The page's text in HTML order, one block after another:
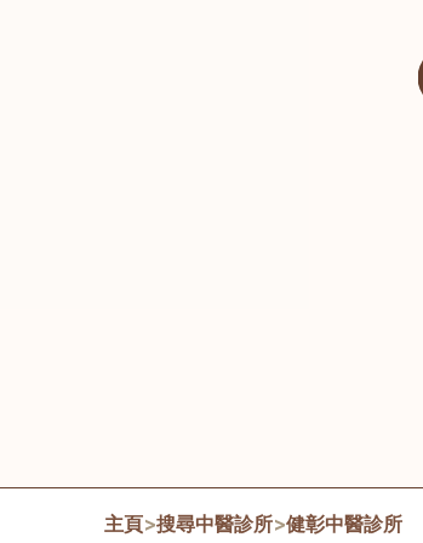
主頁>搜尋中醫診所>健彰中醫診所